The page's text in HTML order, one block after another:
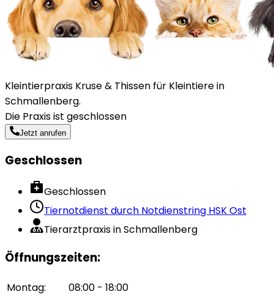
Kleintierpraxis Kruse & Thissen für Kleintiere in
Schmallenberg.
Die Praxis ist geschlossen
Jetzt anrufen
Geschlossen
Geschlossen
Tiernotdienst durch Notdienstring HSK Ost
Tierarztpraxis in Schmallenberg
Öffnungszeiten:
Montag:
08:00 - 18:00